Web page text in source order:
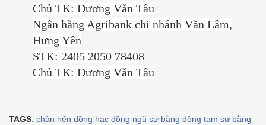
Chủ TK: Dương Văn Tầu
Ngân hàng Agribank chi nhánh Văn Lâm,
Hưng Yên
STK: 2405 2050 78408
Chủ TK: Dương Văn Tầu
TAGS: chân nến đồng hạc đồng ngũ sự bằng đồng tam sự bằng